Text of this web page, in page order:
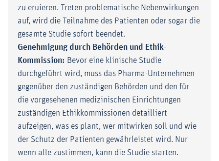
zu eruieren. Treten problematische Nebenwirkungen
auf, wird die Teilnahme des Patienten oder sogar die
gesamte Studie sofort beendet.
Genehmigung durch Behörden und Ethik-
Kommission: Bevor eine klinische Studie
durchgeführt wird, muss das Pharma-Unternehmen
gegenüber den zuständigen Behörden und den für
die vorgesehenen medizinischen Einrichtungen
zuständigen Ethikkommissionen detailliert
aufzeigen, was es plant, wer mitwirken soll und wie
der Schutz der Patienten gewährleistet wird. Nur
wenn alle zustimmen, kann die Studie starten.